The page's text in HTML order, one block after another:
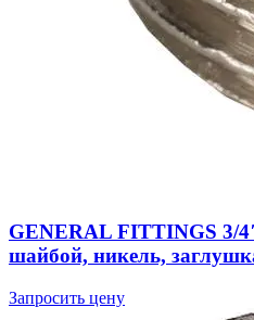
GENERAL FITTINGS 3/
шайбой, никель,
Запросить цену